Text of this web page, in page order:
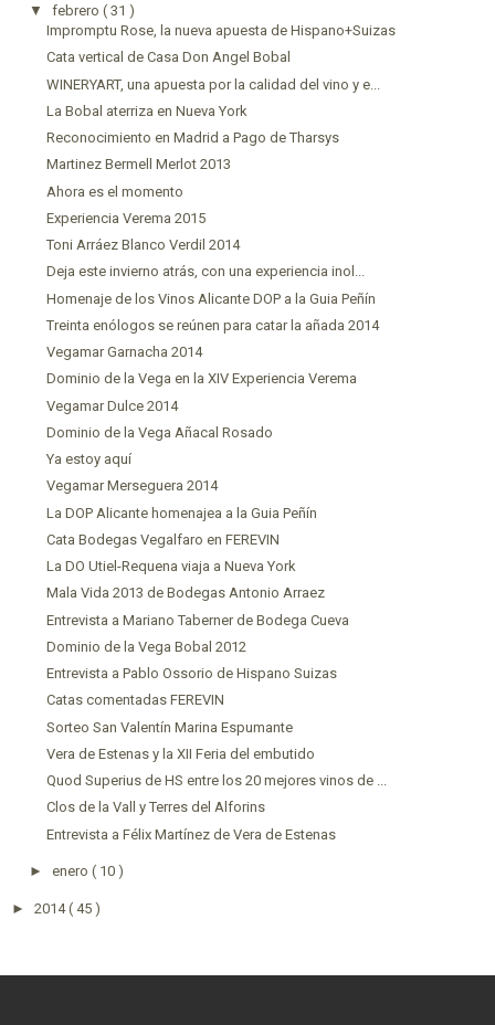
▼ febrero ( 31 )
Impromptu Rose, la nueva apuesta de Hispano+Suizas
Cata vertical de Casa Don Angel Bobal
WINERYART, una apuesta por la calidad del vino y e...
La Bobal aterriza en Nueva York
Reconocimiento en Madrid a Pago de Tharsys
Martinez Bermell Merlot 2013
Ahora es el momento
Experiencia Verema 2015
Toni Arráez Blanco Verdil 2014
Deja este invierno atrás, con una experiencia inol...
Homenaje de los Vinos Alicante DOP a la Guia Peñín
Treinta enólogos se reúnen para catar la añada 2014
Vegamar Garnacha 2014
Dominio de la Vega en la XIV Experiencia Verema
Vegamar Dulce 2014
Dominio de la Vega Añacal Rosado
Ya estoy aquí
Vegamar Merseguera 2014
La DOP Alicante homenajea a la Guia Peñín
Cata Bodegas Vegalfaro en FEREVIN
La DO Utiel-Requena viaja a Nueva York
Mala Vida 2013 de Bodegas Antonio Arraez
Entrevista a Mariano Taberner de Bodega Cueva
Dominio de la Vega Bobal 2012
Entrevista a Pablo Ossorio de Hispano Suizas
Catas comentadas FEREVIN
Sorteo San Valentín Marina Espumante
Vera de Estenas y la XII Feria del embutido
Quod Superius de HS entre los 20 mejores vinos de ...
Clos de la Vall y Terres del Alforins
Entrevista a Félix Martínez de Vera de Estenas
► enero ( 10 )
► 2014( 45 )